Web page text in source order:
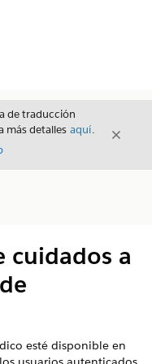
de traducción
más detalles aquí.
Cerrar
cuidados a
esté disponible en